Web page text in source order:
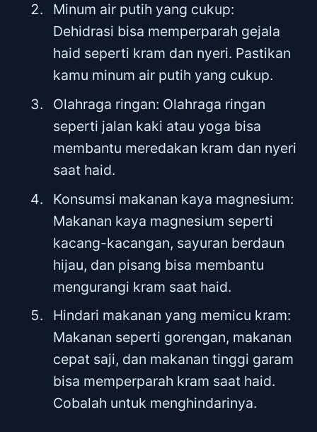
Minum air putih yang cukup:
Dehidrasi bisa memperparah gejala
haid seperti kram dan nyeri. Pastikan
kamu minum air putih yang cukup.
Olahraga ringan: Olahraga ringan
seperti jalan kaki atau yoga bisa
membantu meredakan kram dan nyeri
saat haid.
Konsumsi makanan kaya magnesium:
Makanan kaya magnesium seperti
kacang-kacangan, sayuran berdaun
hijau, dan pisang bisa membantu
mengurangi kram saat haid.
Hindari makanan yang memicu kram:
Makanan seperti gorengan, makanan
cepat saji, dan makanan tinggi garam
bisa memperparah kram saat haid.
Cobalah untuk menghindarinya.